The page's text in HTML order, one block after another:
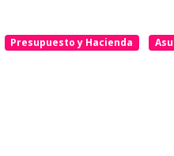
Presupuesto y Hacienda